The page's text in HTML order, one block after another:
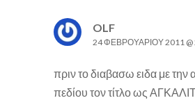
OLF
24 ΦΕΒΡΟΥΑΡΊΟΥ 2011 @
πριν το διαβασω ειδα με την
πεδίου τον τίτλο ως